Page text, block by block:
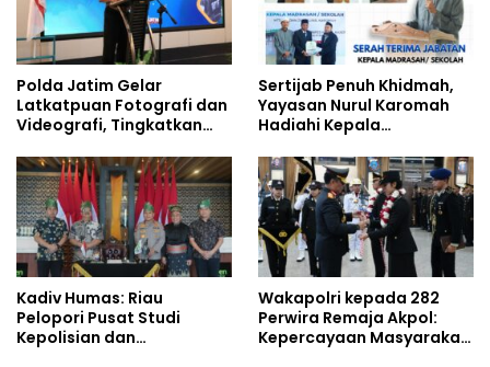
Polda Jatim Gelar
Latkatpuan Fotografi dan
Videografi, Tingkatkan
Era Digital
Sertijab Penuh Khidmah,
Yayasan Nurul Karomah
Hadiahi Kepala
Umrah
Kadiv Humas: Riau
Pelopori Pusat Studi
Kepolisian dan
Wakapolri kepada 282
Perwira Remaja Akpol:
Kepercayaan Masyarakat